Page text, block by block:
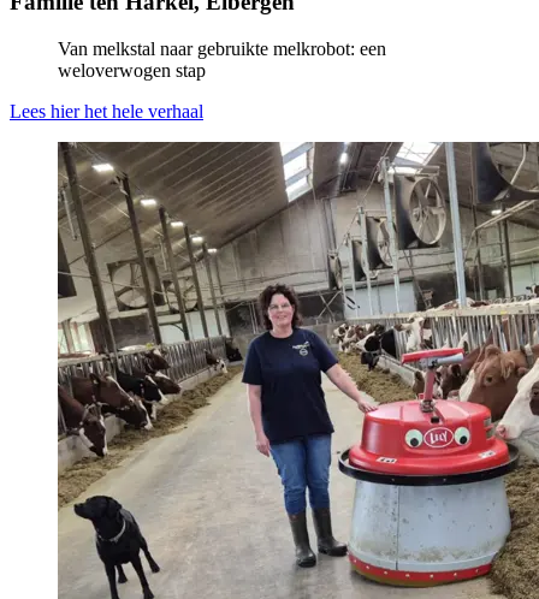
Van melkstal naar gebruikte melkrobot: een
weloverwogen stap
Lees hier het hele verhaal